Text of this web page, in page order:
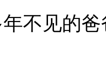
不见的爸